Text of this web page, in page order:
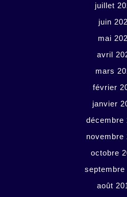
juillet
juin
mai
avril
mars
février
janvier
décembre
novembre
octobre
septembre
août